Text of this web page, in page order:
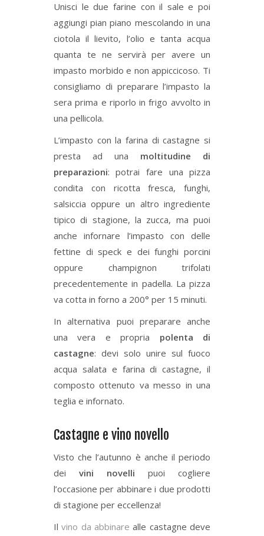
Unisci le due farine con il sale e poi
aggiungi pian piano mescolando in una
ciotola il lievito, l’olio e tanta acqua
quanta te ne servirà per avere un
impasto morbido e non appiccicoso. Ti
consigliamo di preparare l’impasto la
sera prima e riporlo in frigo avvolto in
una pellicola.
L’impasto con la farina di castagne si
presta ad una moltitudine di
preparazioni: potrai fare una pizza
condita con ricotta fresca, funghi,
salsiccia oppure un altro ingrediente
tipico di stagione, la zucca, ma puoi
anche infornare l’impasto con delle
fettine di speck e dei funghi porcini
oppure champignon trifolati
precedentemente in padella. La pizza
va cotta in forno a 200° per 15 minuti.
In alternativa puoi preparare anche
una vera e propria polenta di
castagne: devi solo unire sul fuoco
acqua salata e farina di castagne, il
composto ottenuto va messo in una
teglia e infornato.
Castagne e vino novello
Visto che l’autunno è anche il periodo
dei vini novelli puoi cogliere
l’occasione per abbinare i due prodotti
di stagione per eccellenza!
Ilvino da abbinare alle castagne deve